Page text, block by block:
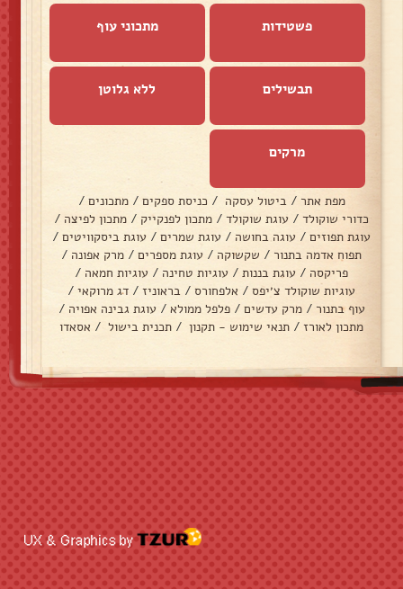
פשטידות מתכוני עוף
תבשילים ללא גלוטן
מרקים
מפת אתר / ביטול עסקה / כניסת ספקים / מתכונים /
כדורי שוקולד / עוגת שוקולד / מתכון לפנקייק / מתכון לפיצה /
עוגת תפוזים / עוגה בחושה / עוגת שמרים / עוגת ביסקוויטים /
תפוח אדמה בתנור / שקשוקה / עוגת מספרים / מרק אפונה /
פריקסה / עוגת בננות / עוגיות טחינה / עוגיות חמאה /
עוגיות שוקולד צ׳יפס / אלפחורס / בראוניז / דג מרוקאי /
עוף בתנור / מרק עדשים / פלפל ממולא / עוגת גבינה אפויה /
מתכון לאורז / תנאי שימוש - תקנון / תכנית בישול / אסאדו